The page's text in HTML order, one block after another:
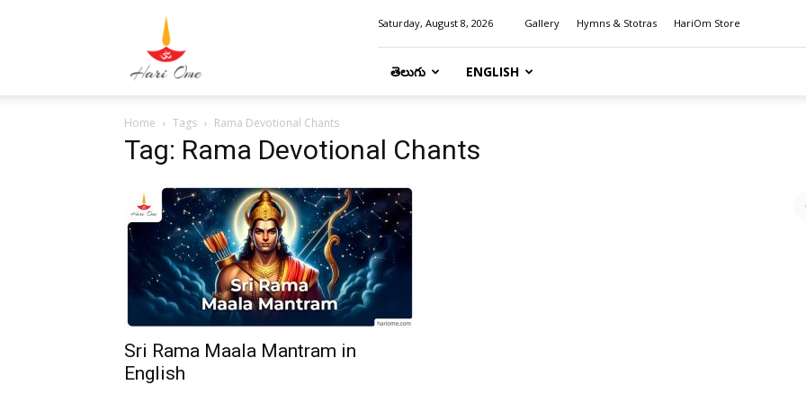
Saturday, August 8, 2026 Gallery Hymns & Stotras HariOm Store
తెలుగు ENGLISH
Home Tags Rama Devotional Chants
Tag: Rama Devotional Chants
Sri Rama Maala Mantram in
English